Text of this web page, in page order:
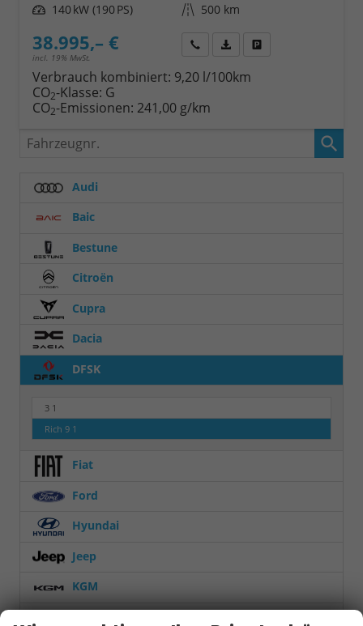
Leistung 140 kW (190 PS) Kilometerstand 500 km
38.995,– €
incl. 19% MwSt.
Wir rufen Sie anFahrzeugexposé (PDF)
Verbrauch kombiniert: 9,20 l/100km
CO2-Klasse: G
CO2-Emissionen: 241,00 g/km
Fahrzeugnr.
Audi
Baic
Bestune
Citroën
Cupra
Dacia
DFSK
3 1
Rich 9 1
Fiat
Ford
Hyundai
Jeep
KGM